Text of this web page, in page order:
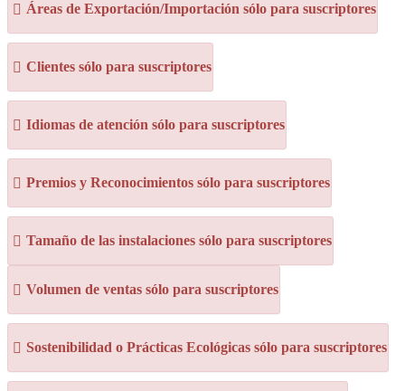
Áreas de Exportación/Importación sólo para suscriptores
Clientes sólo para suscriptores
Idiomas de atención sólo para suscriptores
Premios y Reconocimientos sólo para suscriptores
Tamaño de las instalaciones sólo para suscriptores
Volumen de ventas sólo para suscriptores
Sostenibilidad o Prácticas Ecológicas sólo para suscriptores